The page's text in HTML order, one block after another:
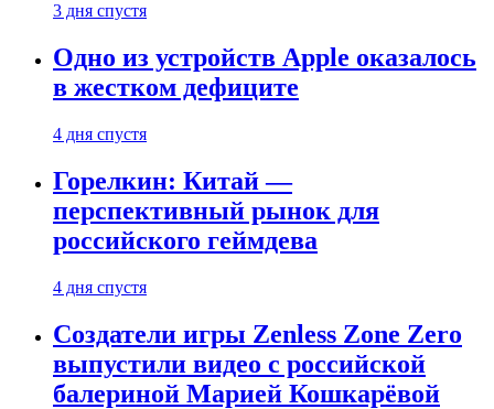
3 дня спустя
Одно из устройств Apple оказалось
в жестком дефиците
4 дня спустя
Горелкин: Китай —
перспективный рынок для
российского геймдева
4 дня спустя
Создатели игры Zenless Zone Zero
выпустили видео с российской
балериной Марией Кошкарёвой